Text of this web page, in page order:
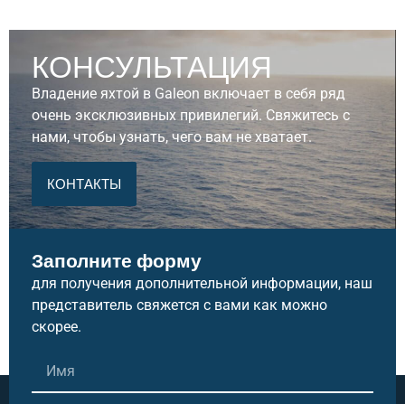
КОНСУЛЬТАЦИЯ
Владение яхтой в Galeon включает в себя ряд
очень эксклюзивных привилегий. Свяжитесь с
нами, чтобы узнать, чего вам не хватает.
КОНТАКТЫ
Заполните форму
для получения дополнительной информации, наш
представитель свяжется с вами как можно
скорее.